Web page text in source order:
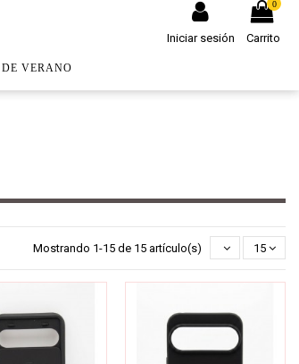
Iniciar sesión
0
Carrito
VERANO
Mostrando 1-15 de 15 artículo(s) 15